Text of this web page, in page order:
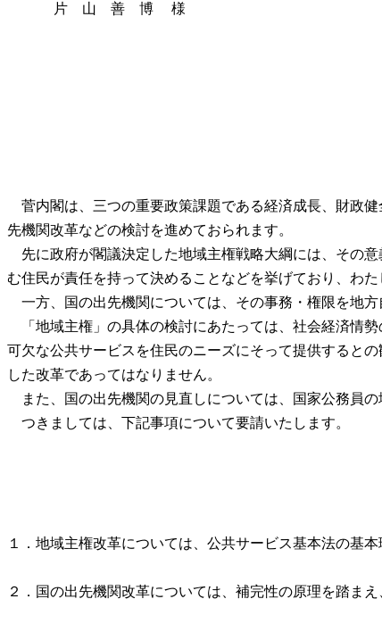
片 山 善 博 様
菅内閣は、三つの重要政策課題である経済成長、財政
先機関改革などの検討を進めておられます。
先に政府が閣議決定した地域主権戦略大綱には、その
む住民が責任を持って決めることなどを挙げており、わた
一方、国の出先機関については、その事務・権限を地
「地域主権」の具体の検討にあたっては、社会経済情
可欠な公共サービスを住民のニーズにそって提供すると
した改革であってはなりません。
また、国の出先機関の見直しについては、国家公務員
つきましては、下記事項について要請いたします。
１．地域主権改革については、公共サービス基本法の基
２．国の出先機関改革については、補完性の原理を踏ま